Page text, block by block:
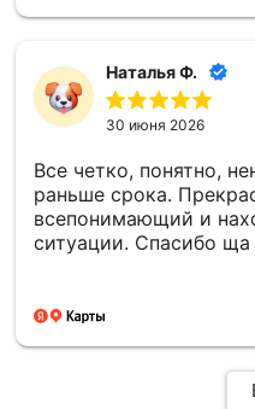
раньше срока, на
присылали фотоотчёт.
хорошо, на совесть!
хочу выразить
Большое спасибо!
Наталья Ф.
30 июня 2026
Все четко, понятно,
раньше срока.
всепонимающий и
ситуации. Спасибо ща